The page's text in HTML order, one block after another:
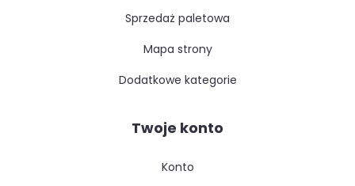
sprzedaż paletowa
mapa strony
dodatkowe kategorie
Twoje konto
konto